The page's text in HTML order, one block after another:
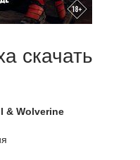
скачать
& Wolverine